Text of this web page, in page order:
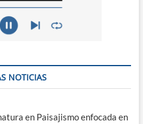
NOTICIAS
en Paisajismo enfocada en